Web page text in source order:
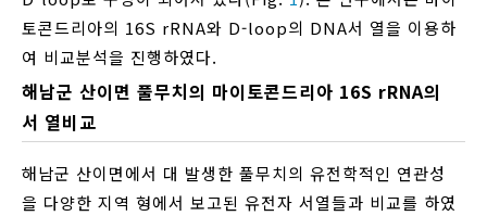
토콘드리아의 16S rRNA와 D-loop의 DNA서 열을 이용하
여 비교분석을 진행하였다.
해남군 산이면 풀무치의 마이토콘드리아 16S rRNA의
서 열비교
해남군 산이면에서 대 발생한 풀무치의 유전학적인 연관성
을 다양한 지역 형에서 보고된 유전자 서열들과 비교를 하였